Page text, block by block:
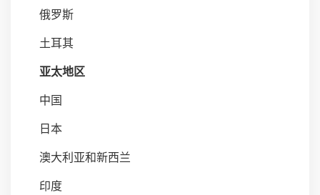
俄罗斯
土耳其
亚太地区
中国
日本
澳大利亚和新西兰
印度